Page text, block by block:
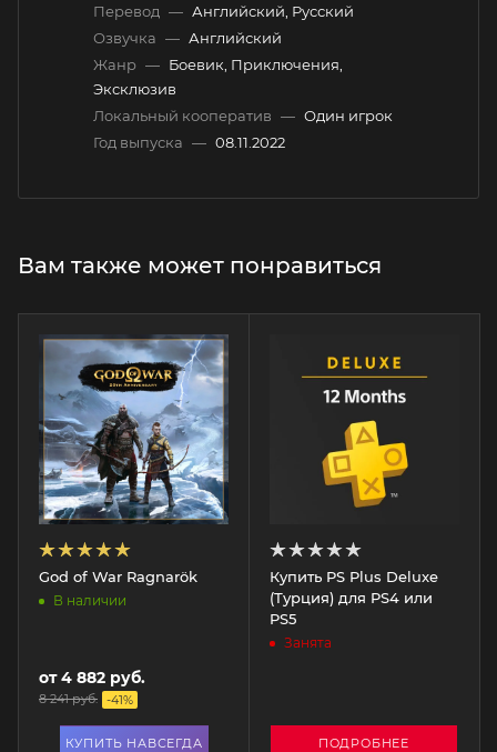
Перевод — Английский, Русский
Озвучка — Английский
Жанр — Боевик, Приключения,
Эксклюзив
Локальный кооператив — Один игрок
Год выпуска — 08.11.2022
Вам также может понравиться
God of War Ragnarök
В наличии
от4 882 руб.
8 241 руб. -41%
КУПИТЬ НАВСЕГДА
Купить PS Plus Deluxe
(Турция) для PS4 или
PS5
Занята
ПОДРОБНЕЕ